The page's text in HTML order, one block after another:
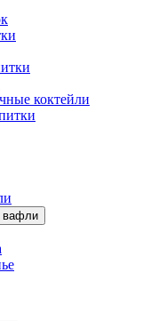
коктейли
вафли